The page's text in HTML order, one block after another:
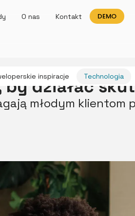
O nas Kontakt DEMO
inspiracje Technologia
by działać
młodym klientom